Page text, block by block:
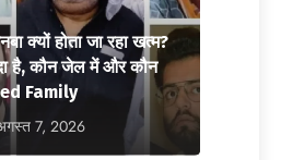
क्यों होता जा रहा खत्म?
है, कौन जेल में और कौन
Family
7, 2026